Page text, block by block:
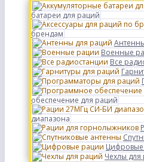
батареи для раций
брендам
Военные
Все
обеспечение для раций
диапазона
Чехлы для